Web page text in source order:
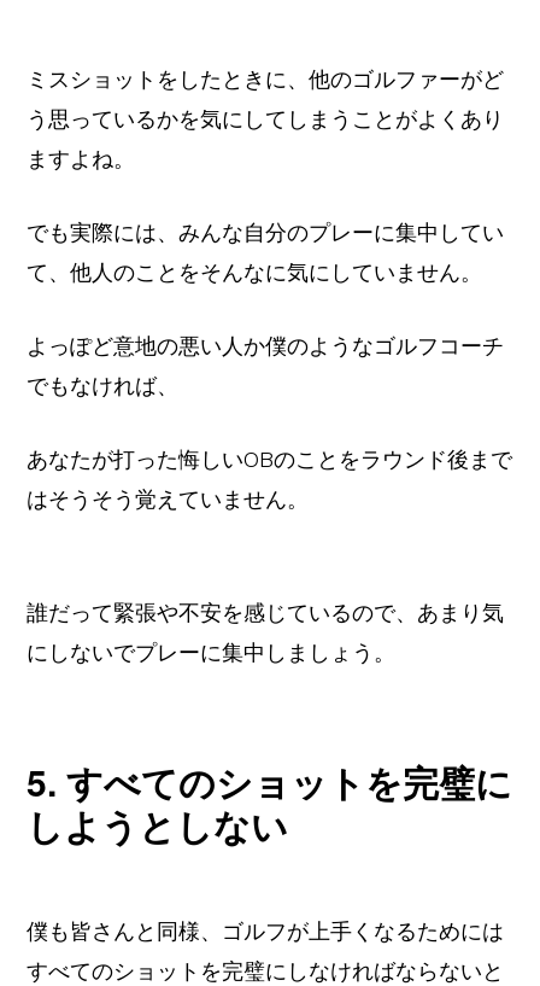
ミスショットをしたときに、他のゴルファーがど
う思っているかを気にしてしまうことがよくあり
ますよね。
でも実際には、みんな自分のプレーに集中してい
て、他人のことをそんなに気にしていません。
よっぽど意地の悪い人か僕のようなゴルフコーチ
でもなければ、
あなたが打った悔しいOBのことをラウンド後まで
はそうそう覚えていません。
誰だって緊張や不安を感じているので、あまり気
にしないでプレーに集中しましょう。
5. すべてのショットを完璧に
しようとしない
僕も皆さんと同様、ゴルフが上手くなるためには
すべてのショットを完璧にしなければならないと